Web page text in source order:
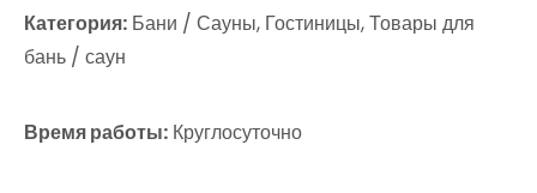
Категория: Бани / Сауны, Гостиницы, Товары для
бань / саун
Время работы: Круглосуточно